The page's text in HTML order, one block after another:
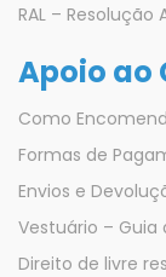
RAL –
Apoio ao
Como
Formas de
Envios e
Vestuário – Guia
Direito de livre